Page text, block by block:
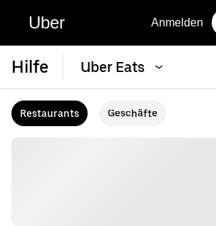
Uber Anmelden
Hilfe Uber Eats
Restaurants Geschäfte